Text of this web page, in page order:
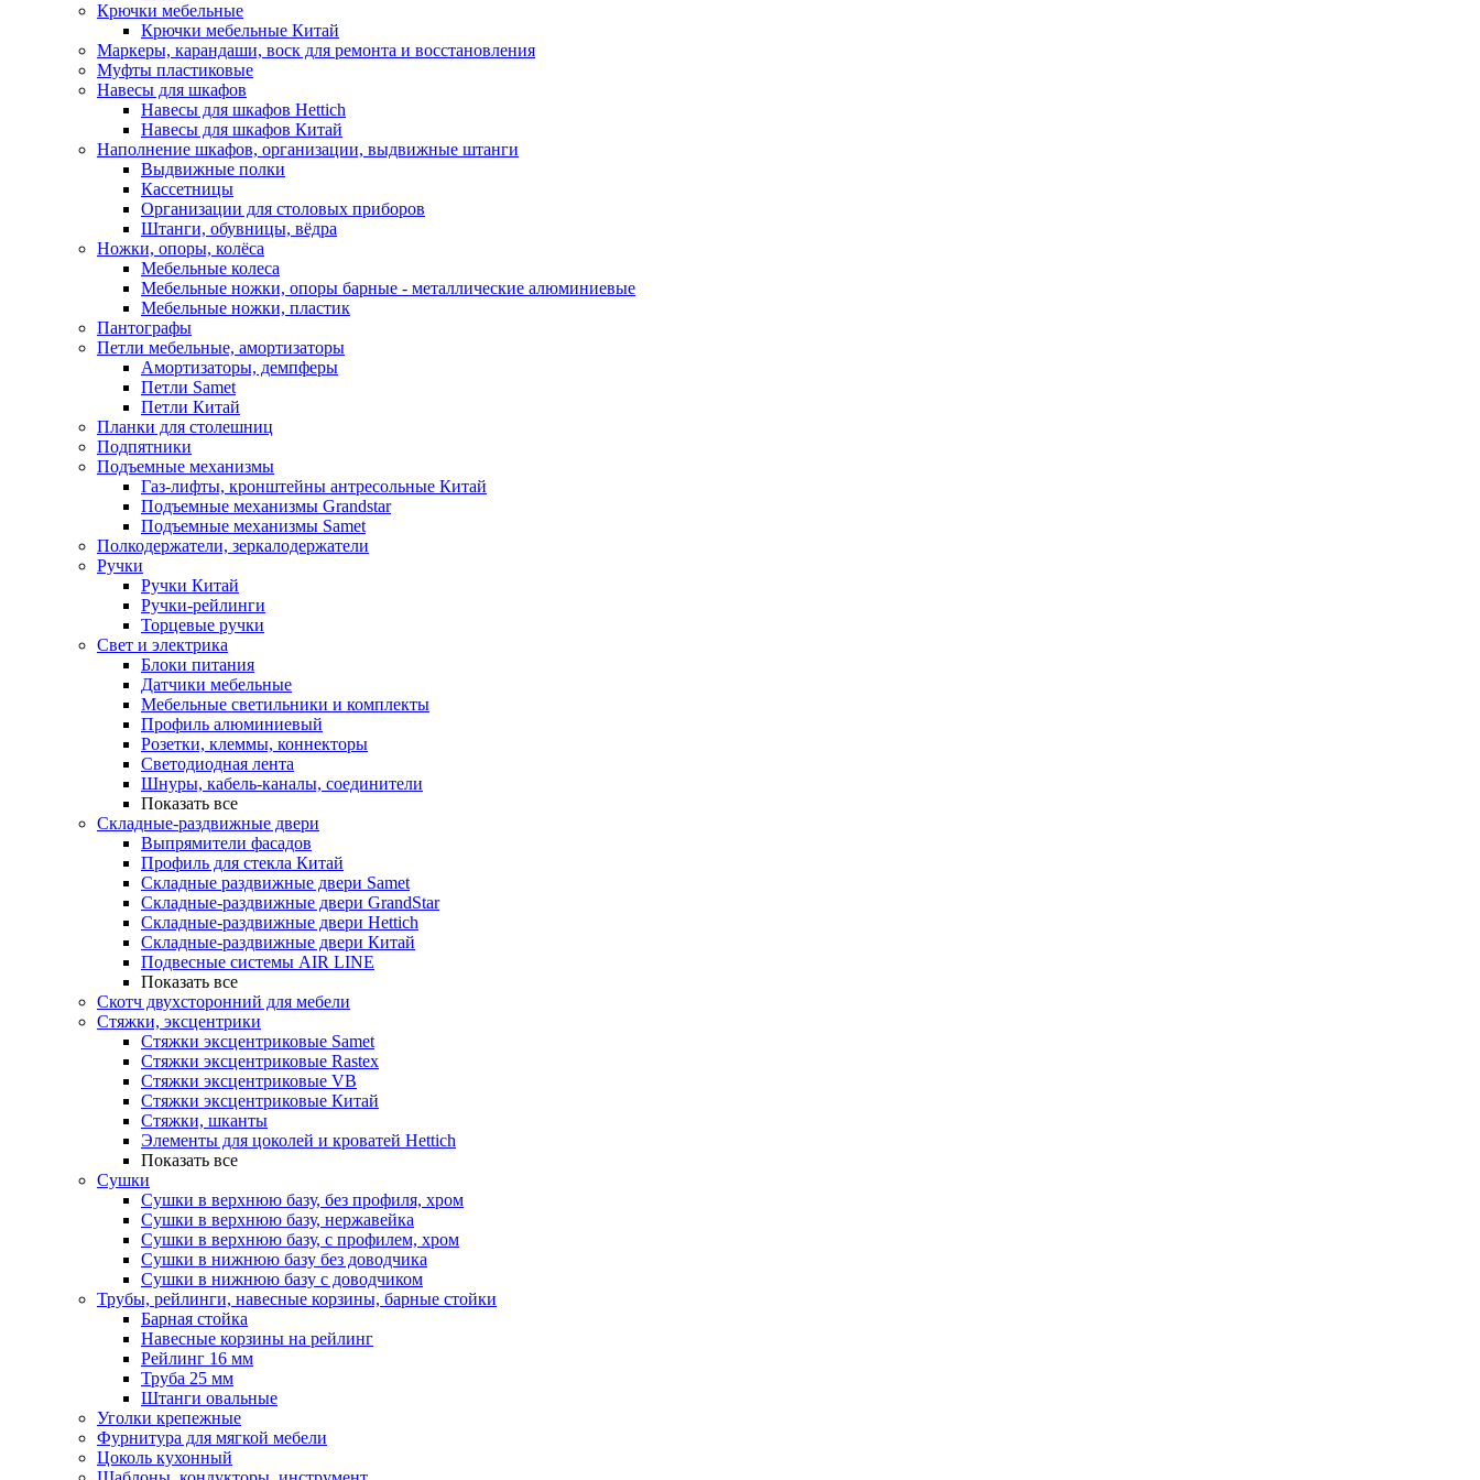
Крючки мебельные
Крючки мебельные Китай
Маркеры, карандаши, воск для ремонта и восстановления
Муфты пластиковые
Навесы для шкафов
Навесы для шкафов Hettich
Навесы для шкафов Китай
Наполнение шкафов, организации, выдвижные штанги
Выдвижные полки
Кассетницы
Организации для столовых приборов
Штанги, обувницы, вёдра
Ножки, опоры, колёса
Мебельные колеса
Мебельные ножки, опоры барные - металлические алюминиевые
Мебельные ножки, пластик
Пантографы
Петли мебельные, амортизаторы
Амортизаторы, демпферы
Петли Samet
Петли Китай
Планки для столешниц
Подпятники
Подъемные механизмы
Газ-лифты, кронштейны антресольные Китай
Подъемные механизмы Grandstar
Подъемные механизмы Samet
Полкодержатели, зеркалодержатели
Ручки
Ручки Китай
Ручки-рейлинги
Торцевые ручки
Свет и электрика
Блоки питания
Датчики мебельные
Мебельные светильники и комплекты
Профиль алюминиевый
Розетки, клеммы, коннекторы
Светодиодная лента
Шнуры, кабель-каналы, соединители
Показать все
Складные-раздвижные двери
Выпрямители фасадов
Профиль для стекла Китай
Складные раздвижные двери Samet
Складные-раздвижные двери GrandStar
Складные-раздвижные двери Hettich
Складные-раздвижные двери Китай
Подвесные системы AIR LINE
Показать все
Скотч двухсторонний для мебели
Стяжки, эксцентрики
Cтяжки эксцентриковые Samet
Стяжки эксцентриковые Rastex
Стяжки эксцентриковые VB
Стяжки эксцентриковые Китай
Стяжки, шканты
Элементы для цоколей и кроватей Hettich
Показать все
Сушки
Сушки в верхнюю базу, без профиля, хром
Сушки в верхнюю базу, нержавейка
Сушки в верхнюю базу, с профилем, хром
Сушки в нижнюю базу без доводчика
Сушки в нижнюю базу с доводчиком
Трубы, рейлинги, навесные корзины, барные стойки
Барная стойка
Навесные корзины на рейлинг
Рейлинг 16 мм
Труба 25 мм
Штанги овальные
Уголки крепежные
Фурнитура для мягкой мебели
Цоколь кухонный